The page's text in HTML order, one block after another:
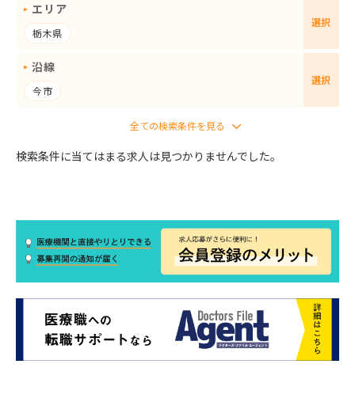
エリア
栃木県
選択
沿線
今市
選択
検索条件に当てはまる求人は見つかりませんでした。